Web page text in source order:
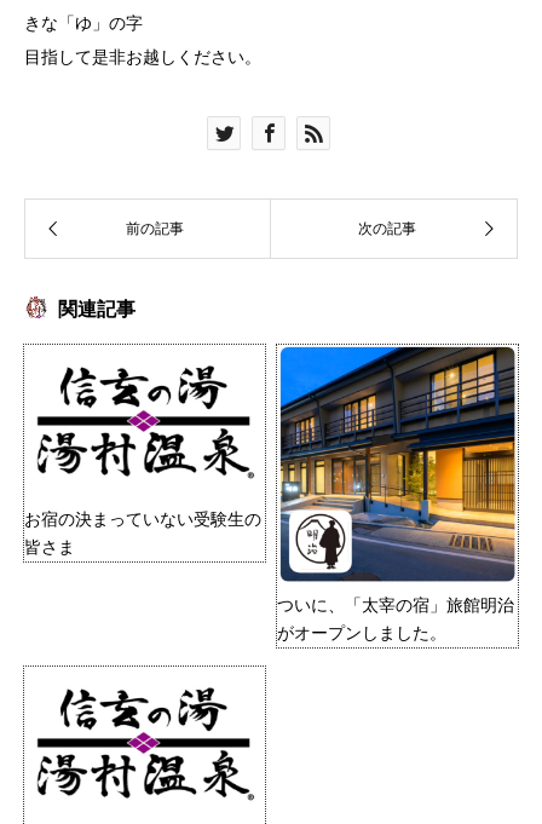
きな「ゆ」の字
目指して是非お越しください。
関連記事
お宿の決まっていない受験生の
皆さま
ついに、「太宰の宿」旅館明治
がオープンしました。